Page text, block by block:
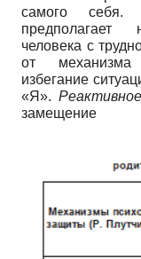
самого себя.
предполагает
человека с
от
избегание
«Я».
замещение